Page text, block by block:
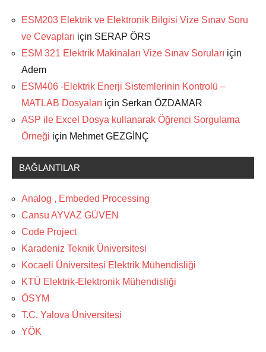
ESM203 Elektrik ve Elektronik Bilgisi Vize Sınav Soru
ve Cevapları için SERAP ÖRS
ESM 321 Elektrik Makinaları Vize Sınav Soruları için
Adem
ESM406 -Elektrik Enerji Sistemlerinin Kontrolü –
MATLAB Dosyaları için Serkan ÖZDAMAR
ASP ile Excel Dosya kullanarak Öğrenci Sorgulama
Örneği için Mehmet GEZGİNÇ
BAĞLANTILAR
Analog , Embeded Processing
Cansu AYVAZ GÜVEN
Code Project
Karadeniz Teknik Üniversitesi
Kocaeli Üniversitesi Elektrik Mühendisliği
KTÜ Elektrik-Elektronik Mühendisliği
ÖSYM
T.C. Yalova Üniversitesi
YÖK